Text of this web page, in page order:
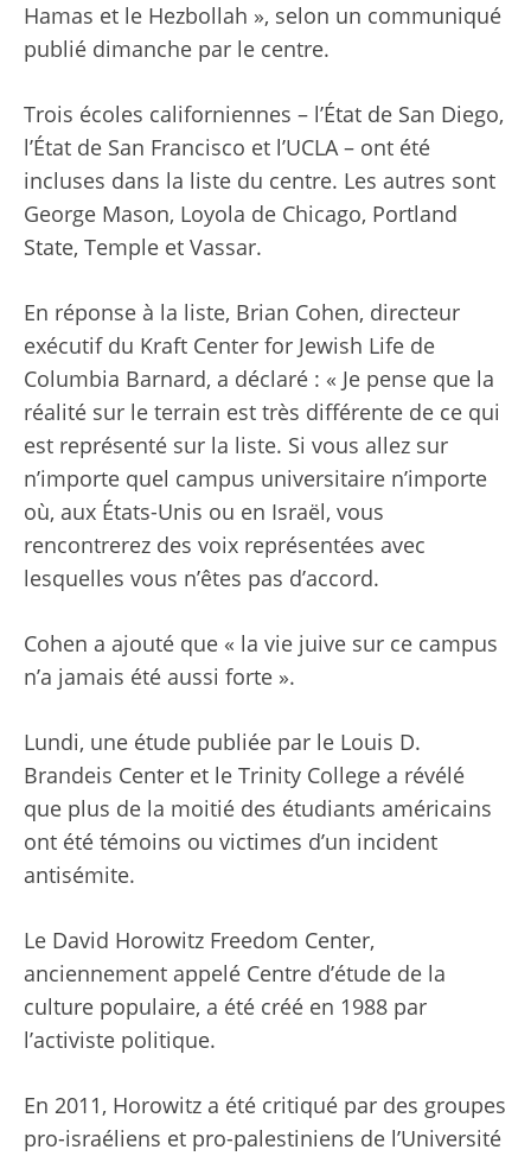
Hamas et le Hezbollah », selon un communiqué
publié dimanche par le centre.
Trois écoles californiennes – l’État de San Diego,
l’État de San Francisco et l’UCLA – ont été
incluses dans la liste du centre. Les autres sont
George Mason, Loyola de Chicago, Portland
State, Temple et Vassar.
En réponse à la liste, Brian Cohen, directeur
exécutif du Kraft Center for Jewish Life de
Columbia Barnard, a déclaré : « Je pense que la
réalité sur le terrain est très différente de ce qui
est représenté sur la liste. Si vous allez sur
n’importe quel campus universitaire n’importe
où, aux États-Unis ou en Israël, vous
rencontrerez des voix représentées avec
lesquelles vous n’êtes pas d’accord.
Cohen a ajouté que « la vie juive sur ce campus
n’a jamais été aussi forte ».
Lundi, une étude publiée par le Louis D.
Brandeis Center et le Trinity College a révélé
que plus de la moitié des étudiants américains
ont été témoins ou victimes d’un incident
antisémite.
Le David Horowitz Freedom Center,
anciennement appelé Centre d’étude de la
culture populaire, a été créé en 1988 par
l’activiste politique.
En 2011, Horowitz a été critiqué par des groupes
pro-israéliens et pro-palestiniens de l’Université